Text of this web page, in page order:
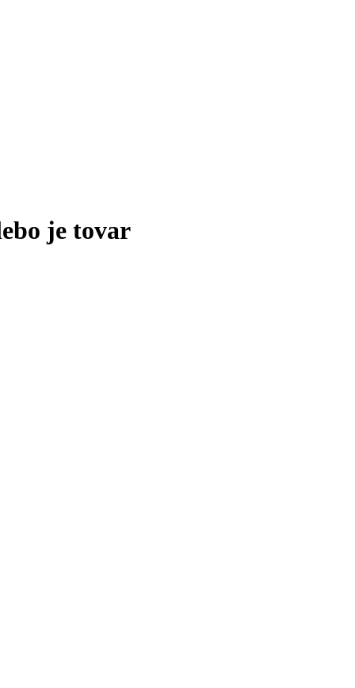
je tovar